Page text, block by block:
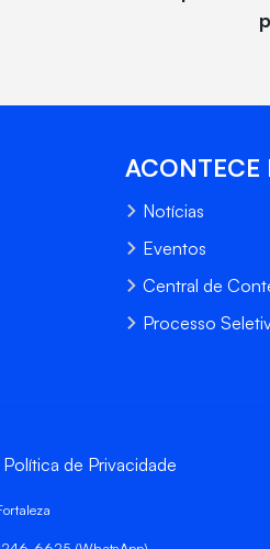
ACONTECE
Notícias
Eventos
Central de
Processo
Política de Privacidade